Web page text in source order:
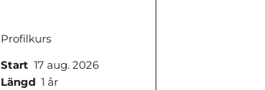
Profilkurs
Start 17 aug. 2026
Längd 1 år